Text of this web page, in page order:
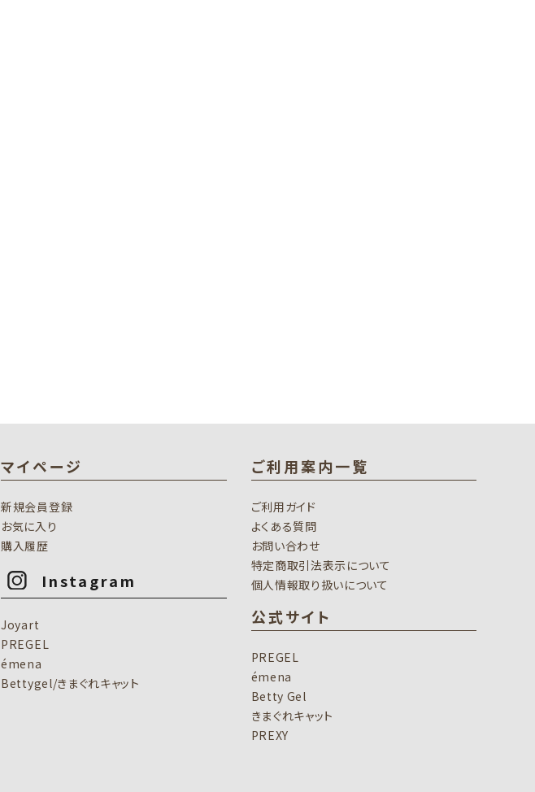
マイページ
新規会員登録
お気に入り
購入履歴
Instagram
Joyart
PREGEL
émena
Bettygel/きまぐれキャット
ご利用案内一覧
ご利用ガイド
よくある質問
お問い合わせ
特定商取引法表示について
個人情報取り扱いについて
公式サイト
PREGEL
émena
Betty Gel
きまぐれキャット
PREXY